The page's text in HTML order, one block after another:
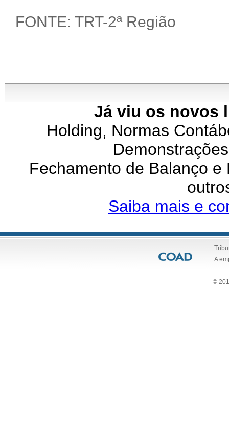
FONTE: TRT-2ª Região
Já viu os novos
Holding, Normas
Fechamento de Balanço
Saiba mais e
A
©